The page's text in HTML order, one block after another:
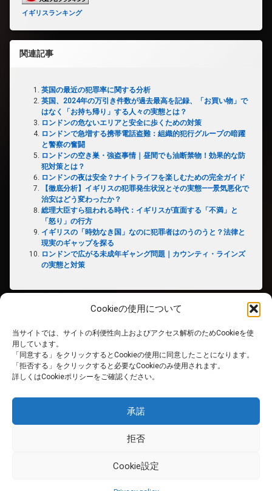
Cookieの使用について
当サイトでは、サイトの利便性向上およびアクセス解析のためCookieを使
用しています。
「同意する」をクリックするとCookieの使用に同意したことになります。
「拒否する」をクリックすると必要なCookieのみ使用されます。
詳しくはCookieポリシーをご確認ください。
承諾
拒否
Cookie設定
イギリスランキング
関連記事
英国の最近の犯罪率に関する分析
英国、2024年の万引き件数が過去最高を記録、「お買い物」で
はなく「お持ち帰り」する人々の実態とは？
ロンドンの危ないエリアと安全に歩くための対策
ロンドンで急増する携帯電話盗難：組織的犯行グループの暗躍
と警察の奮闘
ロンドンの空き巣・強盗事情｜昼間でも油断禁物！効果的な防
犯対策とは？
ロンドンの夜は安全？ナイトライフを楽しむための完全ガイド
【徹底分析】イギリスの犯罪発生状況とその実態——景気悪化で
治安はどう変わったか？
総理大臣すら狙われる時代：イギリスが直面する「不満」と
「怒り」の行方
イギリスの「時効なき国」なのに犯罪者はのうのうと？法律と
現実のギャップを探る
ロンドンで広がる未成年ギャング問題｜カウンティ・ラインズ
の実態と対策
ホーム
PRIVACY POLICY